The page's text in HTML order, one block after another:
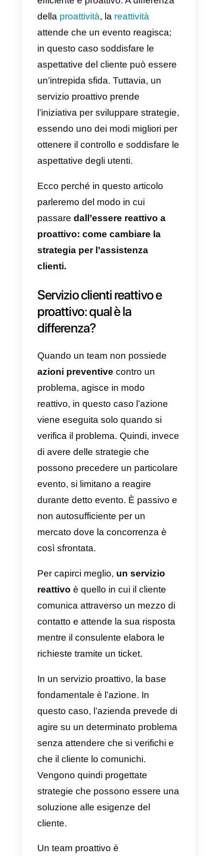
apportaremodifiche alla propria
strategiaperl’assistenza clienti
può diventare un vantaggio
competitivo capace di prevalere
sul resto.
fedeltà alla marca
si
guadagna quando l’azienda crea
un’impressione positiva sui propri
clienti attraverso un servizio
efficiente e proattivo. A differenza
della proattività , lareattività
in questo caso soddisfare le
un’intrepida sfida. Tuttavia, un
servizio proattivo prende
essendo uno dei modi migliori
ottenere il controllo e soddisfare
aspettative degli utenti.
Ecco perché in questo articolo
parleremo del modo in cui
passaredall’essere reattivo a
proattivo: come cambiare la
strategia per l’assistenza
clienti.
proattivo: qual è la
differenza?
Quando un team non possiede
azioni preventivecontro un
problema, agisce in modo
reattivo, in questo caso l’azione
viene eseguita solo quando si
verifica il problema. Quindi,
di avere delle strategie che
possono precedere un
evento, si limitano a reagire
durante detto evento. È passivo